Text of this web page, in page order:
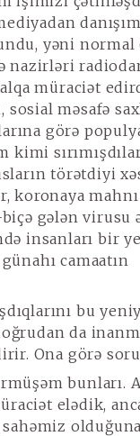
yəni normal
nazirləri
müraciət
məsafə
görə
törətdiyi
koronaya
gələn virusu
insanları bir
camaatın
bu
da
Ona görə
bunları.
elədik,